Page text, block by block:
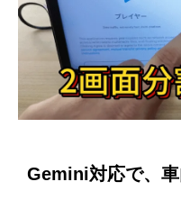
Gemini対応で、